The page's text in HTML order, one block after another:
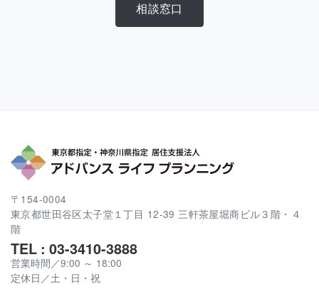
相談窓口
〒154-0004
東京都世田谷区太子堂１丁目 12-39 三軒茶屋堀商ビル３階・４
階
TEL : 03-3410-3888
営業時間／9:00 ～ 18:00
定休日／土・日・祝